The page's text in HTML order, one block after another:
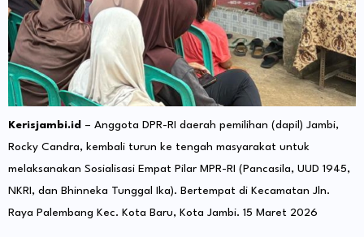
Kerisjambi.id – Anggota DPR-RI daerah pemilihan (dapil) Jambi,
Rocky Candra, kembali turun ke tengah masyarakat untuk
melaksanakan Sosialisasi Empat Pilar MPR-RI (Pancasila, UUD 1945,
NKRI, dan Bhinneka Tunggal Ika). Bertempat di Kecamatan Jln.
Raya Palembang Kec. Kota Baru, Kota Jambi. 15 Maret 2026